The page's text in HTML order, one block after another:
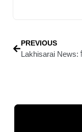
PREVIOUS